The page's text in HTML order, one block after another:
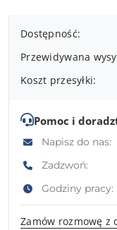
Dostępność
dostawa
Dostępność:
Przewidywana
Koszt przesyłki:
Pomoc i
Napisz do nas:
Zadzwoń:
Godziny pracy:
Zamów rozmowę z